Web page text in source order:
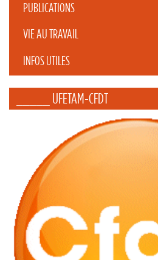
PUBLICATIONS
VIE AU TRAVAIL
INFOS UTILES
_____ UFETAM-CFDT